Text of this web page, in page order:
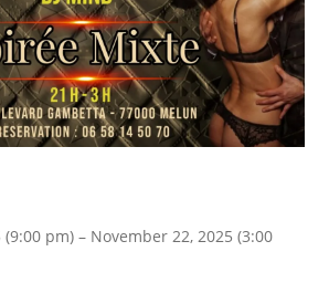
pm) – November 22, 2025 (3:00